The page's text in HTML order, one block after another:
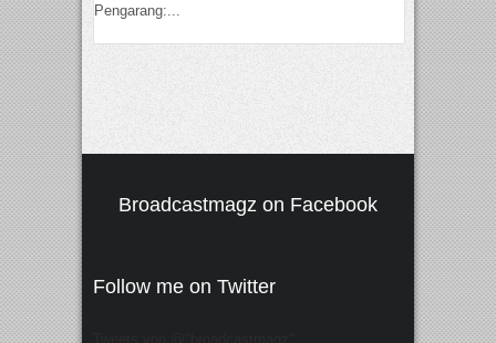
Pengarang:...
Broadcastmagz on Facebook
Follow me on Twitter